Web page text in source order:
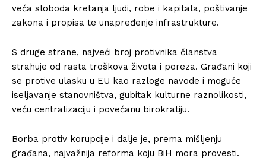
veća sloboda kretanja ljudi, robe i kapitala, poštivanje
zakona i propisa te unapređenje infrastrukture.
S druge strane, najveći broj protivnika članstva
strahuje od rasta troškova života i poreza. Građani koji
se protive ulasku u EU kao razloge navode i moguće
iseljavanje stanovništva, gubitak kulturne raznolikosti,
veću centralizaciju i povećanu birokratiju.
Borba protiv korupcije i dalje je, prema mišljenju
građana, najvažnija reforma koju BiH mora provesti.